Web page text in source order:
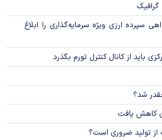
سپرده ارزی ویژه سرمایه‌گذاری را ابلاغ
باید از کانال کنترل تورم بگذرد
کاهش یافت
از تولید ضروری است؟